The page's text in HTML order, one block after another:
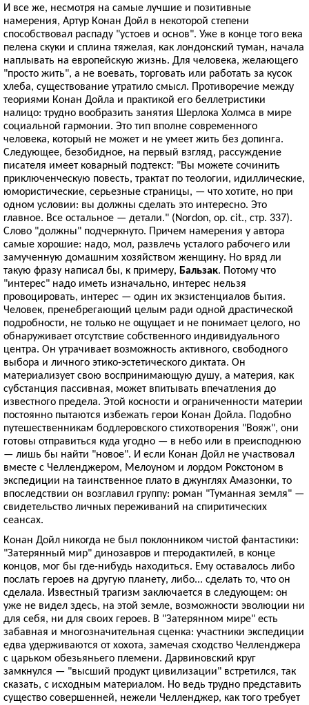
И все же, несмотря на самые лучшие и позитивные
намерения, Артур Конан Дойл в некоторой степени
способствовал распаду "устоев и основ". Уже в конце того века
пелена скуки и сплина тяжелая, как лондонский туман, начала
наплывать на европейскую жизнь. Для человека, желающего
"просто жить", а не воевать, торговать или работать за кусок
хлеба, существование утратило смысл. Противоречие между
теориями Конан Дойла и практикой его беллетристики
налицо: трудно вообразить занятия Шерлока Холмса в мире
социальной гармонии. Это тип вполне современного
человека, который не может и не умеет жить без допинга.
Следующее, безобидное, на первый взгляд, рассуждение
писателя имеет коварный подтекст: "Вы можете сочинить
приключенческую повесть, трактат по теологии, идиллические,
юмористические, серьезные страницы, — что хотите, но при
одном условии: вы должны сделать это интересно. Это
главное. Все остальное — детали." (Nordon, op. cit., стр. 337).
Слово "должны" подчеркнуто. Причем намерения у автора
самые хорошие: надо, мол, развлечь усталого рабочего или
замученную домашним хозяйством женщину. Но вряд ли
такую фразу написал бы, к примеру, Бальзак. Потому что
"интерес" надо иметь изначально, интерес нельзя
провоцировать, интерес — один их экзистенциалов бытия.
Человек, пренебрегающий целым ради одной драстической
подробности, не только не ощущает и не понимает целого, но
обнаруживает отсутствие собственного индивидуального
центра. Он утрачивает возможность активного, свободного
выбора и личного этико-эстетического диктата. Он
материализует свою воспринимающую душу, а материя, как
субстанция пассивная, может впитывать впечатления до
известного предела. Этой косности и ограниченности материи
постоянно пытаются избежать герои Конан Дойла. Подобно
путешественникам бодлеровского стихотворения "Вояж", они
готовы отправиться куда угодно — в небо или в преисподнюю
— лишь бы найти "новое". И если Конан Дойл не участвовал
вместе с Челленджером, Мелоуном и лордом Рокстоном в
экспедиции на таинственное плато в джунглях Амазонки, то
впоследствии он возглавил группу: роман "Туманная земля" —
свидетельство личных переживаний на спиритических
сеансах.
Конан Дойл никогда не был поклонником чистой фантастики:
"Затерянный мир" динозавров и птеродактилей, в конце
концов, мог бы где-нибудь находиться. Ему оставалось либо
послать героев на другую планету, либо... сделать то, что он
сделала. Известный трагизм заключается в следующем: он
уже не видел здесь, на этой земле, возможности эволюции ни
для себя, ни для своих героев. В "Затерянном мире" есть
забавная и многозначительная сценка: участники экспедиции
едва удерживаются от хохота, замечая сходство Челленджера
с царьком обезьяньего племени. Дарвиновский круг
замкнулся — "высший продукт цивилизации" встретился, так
сказать, с исходным материалом. Но ведь трудно представить
существо совершенней, нежели Челленджер, как того требует